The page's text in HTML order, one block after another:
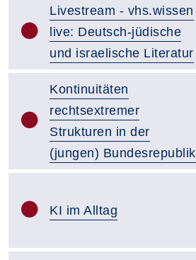
Livestream - vhs.wissen
live: Deutsch-jüdische
und israelische Literatur
Kontinuitäten
rechtsextremer
Strukturen in der
(jungen) Bundesrepublik
KI im Alltag